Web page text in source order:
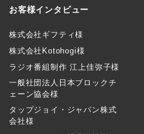
お客様インタビュー
株式会社ギフティ様
株式会社Kotohogi様
ラジオ番組制作 江上佳弥子様
一般社団法人日本ブロックチ
ェーン協会様
タップジョイ・ジャパン株式
会社様